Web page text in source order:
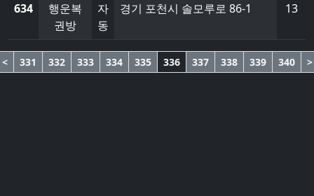
634
행운복
권방
자
동
경기 포천시 솔모루로 86-1 13
< 331 332 333 334 335 336 337 338 339 340 >